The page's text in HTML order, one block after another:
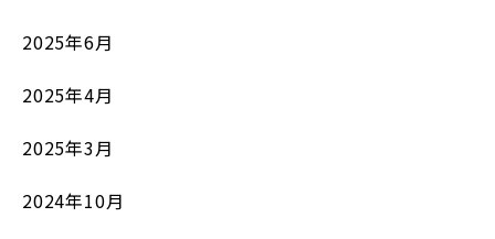
2025年6月
2025年4月
2025年3月
2024年10月